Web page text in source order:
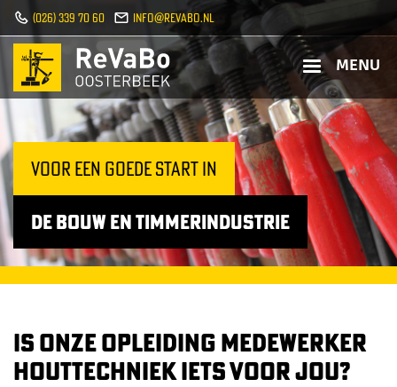
v
s
a
n
e
n
a
a
(026) 339 70 60 info@revabo.nl
MENU
Voor een goede start in
de bouw en timmerindustrie
IS ONZE OPLEIDING MEDEWERKER
HOUTTECHNIEK IETS VOOR JOU?